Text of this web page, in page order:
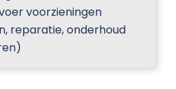
voorzieningen
reparatie, onderhoud